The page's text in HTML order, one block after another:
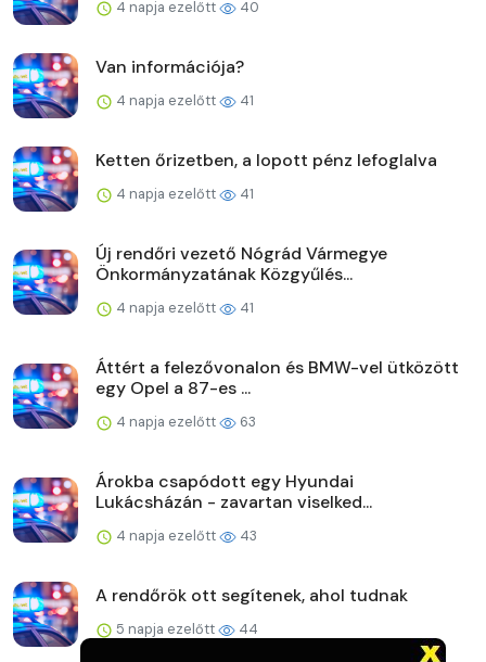
4 napja ezelőtt 40
Van információja?
4 napja ezelőtt 41
Ketten őrizetben, a lopott pénz lefoglalva
4 napja ezelőtt 41
Új rendőri vezető Nógrád Vármegye
Önkormányzatának Közgyűlés...
4 napja ezelőtt 41
Áttért a felezővonalon és BMW-vel ütközött
egy Opel a 87-es ...
4 napja ezelőtt 63
Árokba csapódott egy Hyundai
Lukácsházán - zavartan viselked...
4 napja ezelőtt 43
A rendőrök ott segítenek, ahol tudnak
5 napja ezelőtt 44